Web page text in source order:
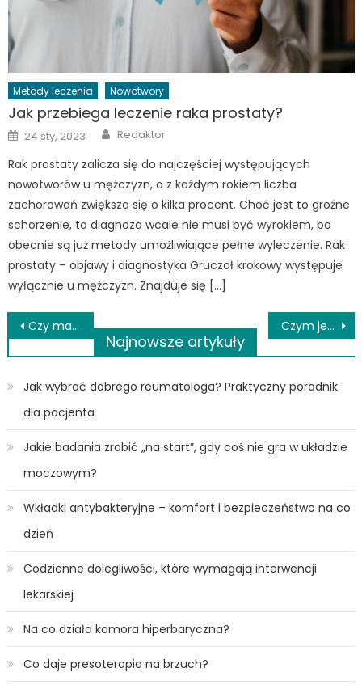
Metody leczenia Nowotwory
Jak przebiega leczenie raka prostaty?
Posted
on
24 sty, 2023 Author
Redaktor
Rak prostaty zalicza się do najczęściej występujących
nowotworów u mężczyzn, a z każdym rokiem liczba
zachorowań zwiększa się o kilka procent. Choć jest to groźne
schorzenie, to diagnoza wcale nie musi być wyrokiem, bo
obecnie są już metody umożliwiające pełne wyleczenie. Rak
prostaty – objawy i diagnostyka Gruczoł krokowy występuje
wyłącznie u mężczyzn. Znajduje się […]
Nawigacja
wpisu
Czy marihuana może pomóc w leczeniu chorób? Czym jest udar słoneczny i jakie są jego pierwsze objawy?
Najnowsze artykuły
Jak wybrać dobrego reumatologa? Praktyczny poradnik
dla pacjenta
Jakie badania zrobić „na start”, gdy coś nie gra w układzie
moczowym?
Wkładki antybakteryjne – komfort i bezpieczeństwo na co
dzień
Codzienne dolegliwości, które wymagają interwencji
lekarskiej
Na co działa komora hiperbaryczna?
Co daje presoterapia na brzuch?